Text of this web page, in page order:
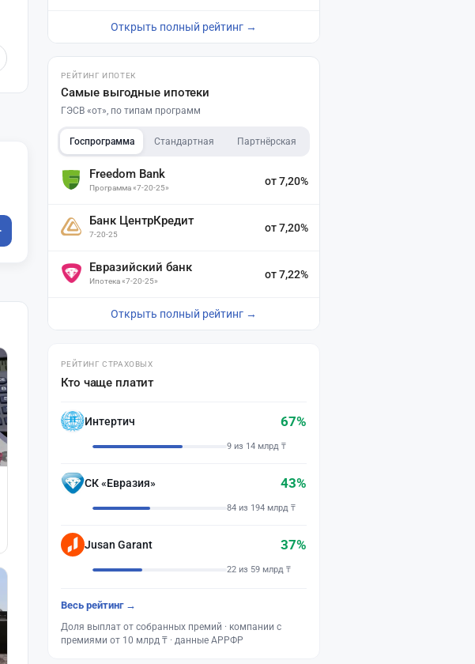
Открыть полный рейтинг →
РЕЙТИНГ ИПОТЕК
Самые выгодные ипотеки
ГЭСВ «от», по типам программ
Госпрограмма Стандартная Партнёрская
Freedom Bank
Программа «7-20-25»
от 7,20%
Банк ЦентрКредит
7-20-25
от 7,20%
Евразийский банк
Ипотека «7-20-25»
от 7,22%
Открыть полный рейтинг →
РЕЙТИНГ СТРАХОВЫХ
Кто чаще платит
Интертич 67%
9 из 14 млрд ₸
СК «Евразия» 43%
84 из 194 млрд ₸
Jusan Garant 37%
22 из 59 млрд ₸
Весь рейтинг →
Доля выплат от собранных премий · компании с
премиями от 10 млрд ₸ · данные АРРФР